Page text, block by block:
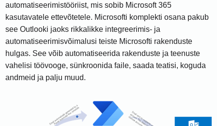
automatiseerimistööriist, mis sobib Microsoft 365
kasutavatele ettevõtetele. Microsofti komplekti osana pakub
see Outlooki jaoks rikkalikke integreerimis- ja
automatiseerimisvõimalusi teiste Microsofti rakenduste
hulgas. See võib automatiseerida rakenduste ja teenuste
vahelisi töövooge, sünkroonida faile, saada teatisi, koguda
andmeid ja palju muud.